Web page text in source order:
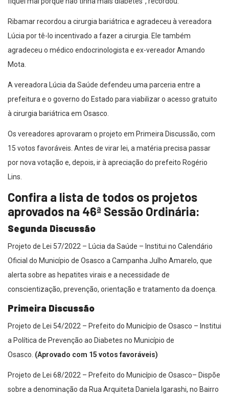
Ribamar recordou a cirurgia bariátrica e agradeceu à vereadora
Lúcia por tê-lo incentivado a fazer a cirurgia. Ele também
agradeceu o médico endocrinologista e ex-vereador Amando
Mota.
A vereadora Lúcia da Saúde defendeu uma parceria entre a
prefeitura e o governo do Estado para viabilizar o acesso gratuito
à cirurgia bariátrica em Osasco.
Os vereadores aprovaram o projeto em Primeira Discussão, com
15 votos favoráveis. Antes de virar lei, a matéria precisa passar
por nova votação e, depois, ir à apreciação do prefeito Rogério
Lins.
Confira a lista de todos os projetos
aprovados na 46ª Sessão Ordinária:
Segunda Discussão
Projeto de Lei 57/2022 – Lúcia da Saúde – Institui no Calendário
Oficial do Município de Osasco a Campanha Julho Amarelo, que
alerta sobre as hepatites virais e a necessidade de
conscientização, prevenção, orientação e tratamento da doença.
Primeira Discussão
Projeto de Lei 54/2022 – Prefeito do Município de Osasco – Institui
a Política de Prevenção ao Diabetes no Município de
Osasco. (Aprovado com 15 votos favoráveis)
Projeto de Lei 68/2022 – Prefeito do Município de Osasco– Dispõe
sobre a denominação da Rua Arquiteta Daniela Igarashi, no Bairro